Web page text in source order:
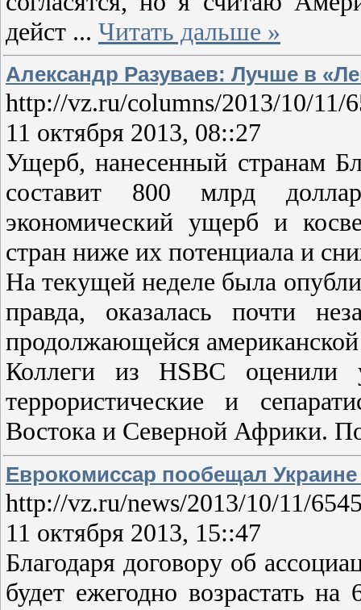
дейст ... Читать дальше »
Александр Разуваев: Лучше в
http://vz.ru/columns/2013/10/11/
11 октября 2013, 08::27
Ущерб, нанесенный странам
составит 800 млрд
экономический ущерб и
стран ниже их потенциала и
На текущей неделе была
правда, оказалась почти
продолжающейся
Коллеги из HSBC оценили
террористические и
Востока и Северной Африки.
Еврокомиссар пообещал
http://vz.ru/news/2013/10/11/
11 октября 2013, 15::47
Благодаря договору об
будет ежегодно возрастать